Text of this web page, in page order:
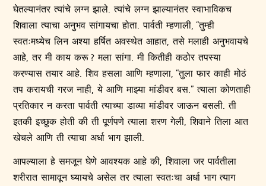
घेतल्यानंतर त्यांचे लग्न झाले. त्यांचे लग्न झाल्यानंतर स्वाभाविकच
शिवाला त्याचा अनुभव सांगायचा होता. पार्वती म्हणाली, “तुम्ही
स्वतःमध्येच लिन अश्या हर्षित अवस्थेत आहात, तसे मलाही अनुभवायचे
आहे, तर मी काय करू ? मला सांगा. मी कितीही कठोर तपस्या
करण्यास तयार आहे. शिव हसला आणि म्हणाला, “तुला फार काही मोठं
तप करायची गरज नाही, ये आणि माझ्या मांडीवर बस.” त्याला कोणताही
प्रतिकार न करता पार्वती त्याच्या डाव्या मांडीवर जाऊन बसली. ती
इतकी इच्छुक होती की ती पूर्णपणे त्याला शरण गेली, शिवाने तिला आत
खेचले आणि ती त्याचा अर्धा भाग झाली.
आपल्याला हे समजून घेणे आवश्यक आहे की, शिवाला जर पार्वतीला
शरीरात सामावून घ्यायचे असेल तर त्याला स्वतःचा अर्धा भाग त्याग